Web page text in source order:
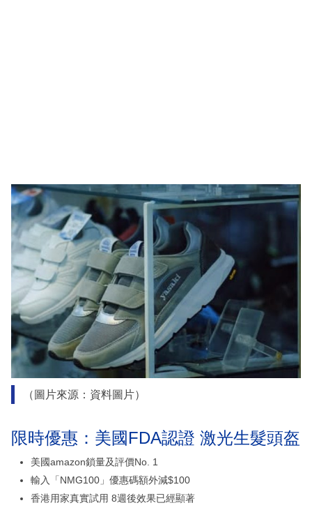
（圖片來源：資料圖片）
限時優惠：美國FDA認證 激光生髮頭盔
美國amazon鎖量及評價No. 1
輸入「NMG100」優惠碼額外減$100
香港用家真實試用 8週後效果已經顯著